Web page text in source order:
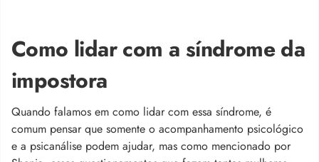
Como lidar com a síndrome da
impostora
Quando falamos em como lidar com essa síndrome, é
comum pensar que somente o acompanhamento psicológico
e a psicanálise podem ajudar, mas como mencionado por